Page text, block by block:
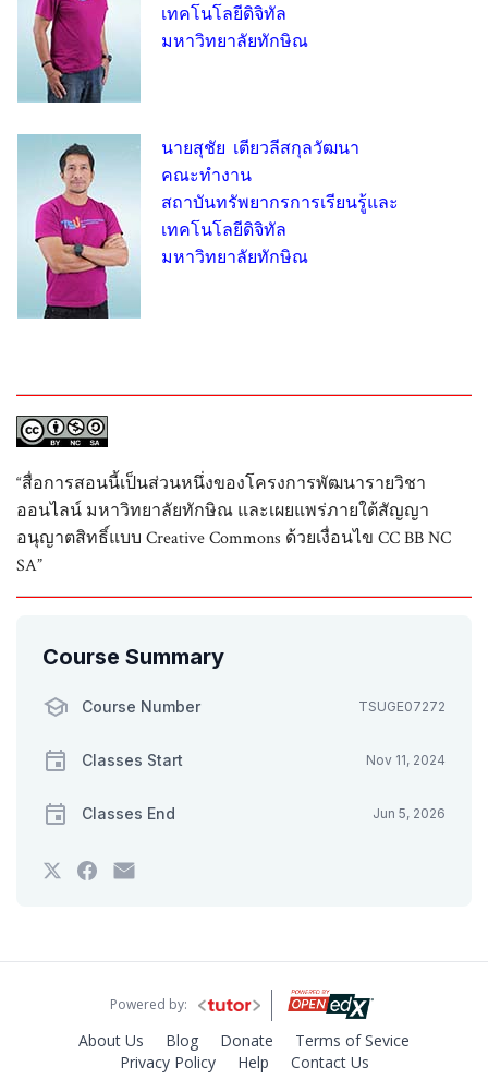
เทคโนโลยีดิจิทัล
มหาวิทยาลัยทักษิณ
นายสุชัย เตียวลีสกุลวัฒนา
คณะทำงาน
สถาบันทรัพยากรการเรียนรู้และ
เทคโนโลยีดิจิทัล
มหาวิทยาลัยทักษิณ
“สื่อการสอนนี้เป็นส่วนหนึ่งของโครงการพัฒนารายวิชา
ออนไลน์ มหาวิทยาลัยทักษิณ และเผยแพร่ภายใต้สัญญา
อนุญาตสิทธิ์แบบ Creative Commons ด้วยเงื่อนไข CC BB NC
SA”
Course Summary
Course Number TSUGE07272
Classes Start Nov 11, 2024
Classes End Jun 5, 2026
Tweet
that
this
course
Post
a
say
you've
enrolled
inthis
course
enrolled
inthis
course
Powered by:
About Us Blog Donate
Terms of Sevice
Privacy Policy
Help Contact Us